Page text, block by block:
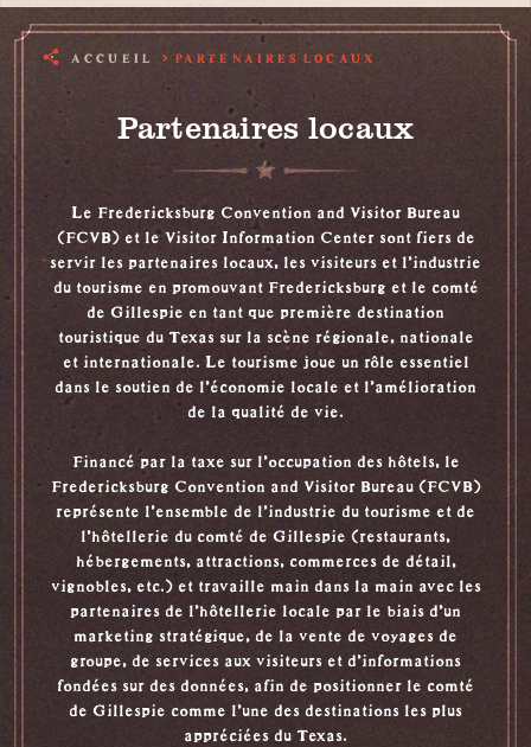
ACCUEIL PARTENAIRES LOCAUX
Partenaires locaux
Le Fredericksburg Convention and Visitor Bureau
(FCVB) et le Visitor Information Center sont fiers de
servir les partenaires locaux, les visiteurs et l'industrie
du tourisme en promouvant Fredericksburg et le comté
de Gillespie en tant que première destination
touristique du Texas sur la scène régionale, nationale
et internationale. Le tourisme joue un rôle essentiel
dans le soutien de l'économie locale et l'amélioration
de la qualité de vie.
Financé par la taxe sur l'occupation des hôtels, le
Fredericksburg Convention and Visitor Bureau (FCVB)
représente l'ensemble de l'industrie du tourisme et de
l'hôtellerie du comté de Gillespie (restaurants,
hébergements, attractions, commerces de détail,
vignobles, etc.) et travaille main dans la main avec les
partenaires de l'hôtellerie locale par le biais d'un
marketing stratégique, de la vente de voyages de
groupe, de services aux visiteurs et d'informations
fondées sur des données, afin de positionner le comté
de Gillespie comme l'une des destinations les plus
appréciées du Texas.